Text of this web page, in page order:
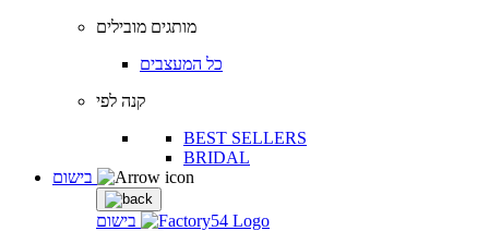
מותגים מובילים
כל המעצבים
קנה לפי
BEST SELLERS
BRIDAL
בישום